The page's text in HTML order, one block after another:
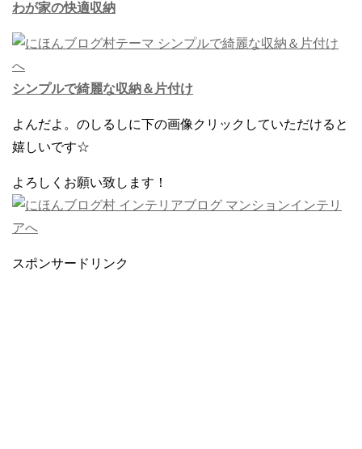
わが家の快適収納
シンプルで綺麗な収納＆片付け
よんだよ。のしるしに下の画像クリックしていただけると
嬉しいです☆
よろしくお願い致します！
スポンサードリンク